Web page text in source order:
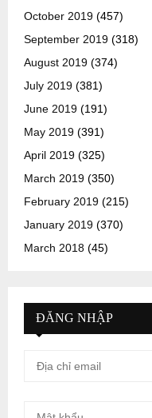
October 2019 (457)
September 2019 (318)
August 2019 (374)
July 2019 (381)
June 2019 (191)
May 2019 (391)
April 2019 (325)
March 2019 (350)
February 2019 (215)
January 2019 (370)
March 2018 (45)
ĐĂNG NHẬP